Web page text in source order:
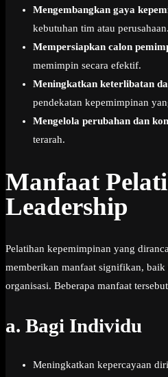
Mengembangkan gaya
kebutuhan tim atau perusahaan.
Mempersiapkan calon
memimpin secara efektif.
Meningkatkan keterlibatan
pendekatan kepemimpinan
Mengelola perubahan dan
terarah.
Manfaat
Leadership
Pelatihan kepemimpinan yang
memberikan manfaat signifikan,
organisasi. Beberapa manfaat
a. Bagi Individu
Meningkatkan kepercayaan